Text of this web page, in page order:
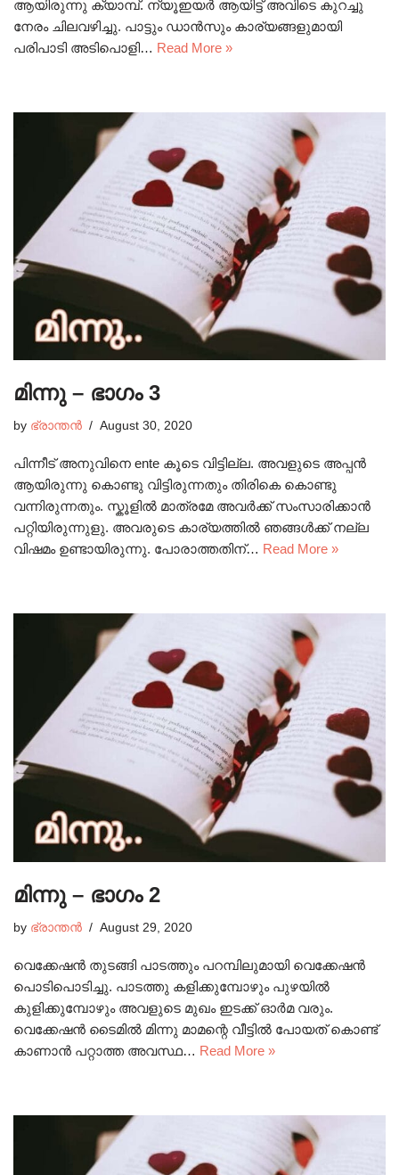
ആയിരുന്നു ക്യാമ്പ്. ന്യൂഇയർ ആയിട്ട് അവിടെ കുറച്ചു
നേരം ചിലവഴിച്ചു. പാട്ടും ഡാൻസും കാര്യങ്ങളുമായി
പരിപാടി അടിപൊളി… Read More »
മിന്നു – ഭാഗം 3
by ഭ്രാന്തൻ August 30, 2020
പിന്നീട് അനുവിനെ ente കൂടെ വിട്ടില്ല. അവളുടെ അപ്പൻ
ആയിരുന്നു കൊണ്ടു വിട്ടിരുന്നതും തിരികെ കൊണ്ടു
വന്നിരുന്നതും. സ്കൂളിൽ മാത്രമേ അവർക്ക് സംസാരിക്കാൻ
പറ്റിയിരുന്നുളു. അവരുടെ കാര്യത്തിൽ ഞങ്ങൾക്ക് നല്ല
വിഷമം ഉണ്ടായിരുന്നു. പോരാത്തതിന്… Read More »
മിന്നു – ഭാഗം 2
by ഭ്രാന്തൻ August 29, 2020
വെക്കേഷൻ തുടങ്ങി പാടത്തും പറമ്പിലുമായി വെക്കേഷൻ
പൊടിപൊടിച്ചു. പാടത്തു കളിക്കുമ്പോഴും പുഴയിൽ
കുളിക്കുമ്പോഴും അവളുടെ മുഖം ഇടക്ക് ഓർമ വരും.
വെക്കേഷൻ ടൈമിൽ മിന്നു മാമന്റെ വീട്ടിൽ പോയത് കൊണ്ട്
കാണാൻ പറ്റാത്ത അവസ്ഥ… Read More »